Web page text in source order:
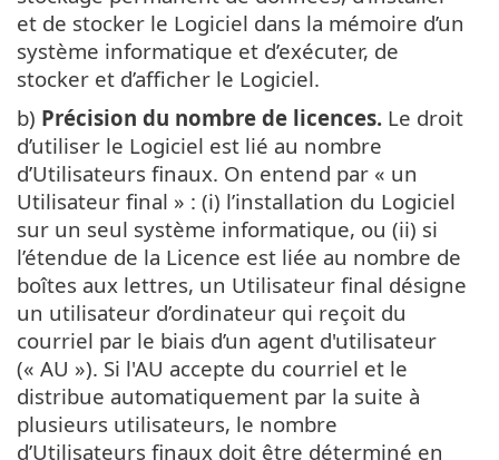
et de stocker le Logiciel dans la mémoire d’un
système informatique et d’exécuter, de
stocker et d’afficher le Logiciel.
b) Précision du nombre de licences. Le droit
d’utiliser le Logiciel est lié au nombre
d’Utilisateurs finaux. On entend par « un
Utilisateur final » : (i) l’installation du Logiciel
sur un seul système informatique, ou (ii) si
l’étendue de la Licence est liée au nombre de
boîtes aux lettres, un Utilisateur final désigne
un utilisateur d’ordinateur qui reçoit du
courriel par le biais d’un agent d'utilisateur
(« AU »). Si l'AU accepte du courriel et le
distribue automatiquement par la suite à
plusieurs utilisateurs, le nombre
d’Utilisateurs finaux doit être déterminé en